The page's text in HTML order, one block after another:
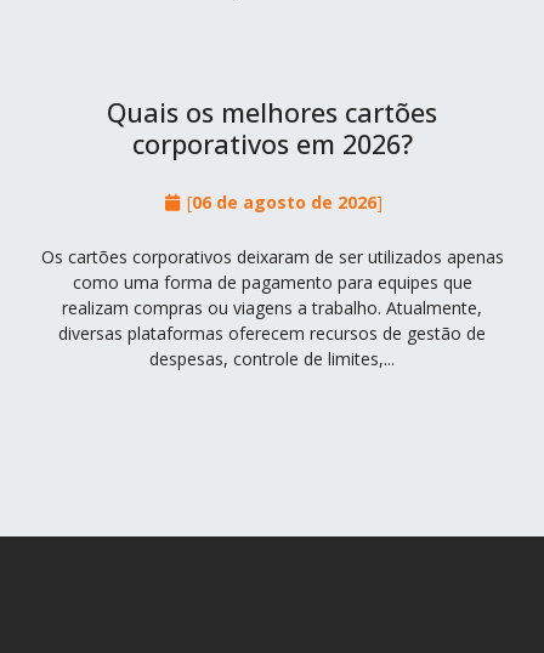
Quais os melhores cartões
corporativos em 2026?
[06 de agosto de 2026]
Os cartões corporativos deixaram de ser utilizados apenas
como uma forma de pagamento para equipes que
realizam compras ou viagens a trabalho. Atualmente,
diversas plataformas oferecem recursos de gestão de
despesas, controle de limites,...